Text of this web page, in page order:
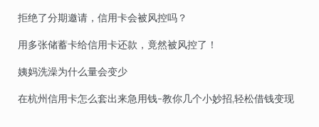
拒绝了分期邀请，信用卡会被风控吗？
用多张储蓄卡给信用卡还款，竟然被风控了！
姨妈洗澡为什么量会变少
在杭州信用卡怎么套出来急用钱-教你几个小妙招,轻松借钱变现